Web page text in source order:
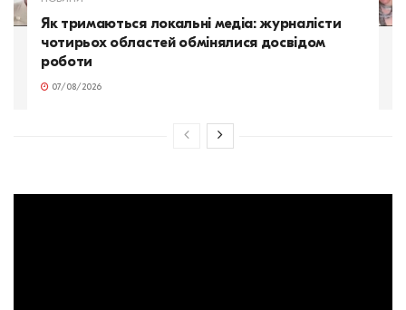
Як тримаються локальні медіа: журналісти
чотирьох областей обмінялися досвідом
роботи
07/08/2026